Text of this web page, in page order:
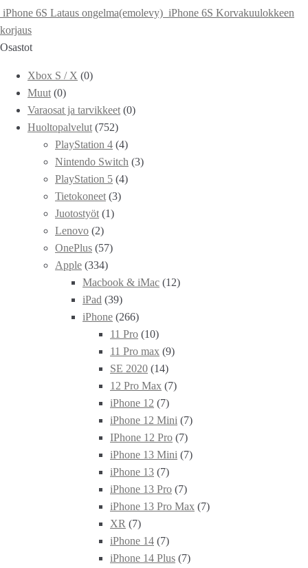
iPhone 6S Lataus ongelma(emolevy) iPhone 6S Korvakuulokkeen
korjaus
Osastot
Xbox S / X (0)
Muut (0)
Varaosat ja tarvikkeet (0)
Huoltopalvelut (752)
PlayStation 4 (4)
Nintendo Switch (3)
PlayStation 5 (4)
Tietokoneet (3)
Juotostyöt (1)
Lenovo (2)
OnePlus (57)
Apple (334)
Macbook & iMac (12)
iPad (39)
iPhone (266)
11 Pro (10)
11 Pro max (9)
SE 2020 (14)
12 Pro Max (7)
iPhone 12 (7)
iPhone 12 Mini (7)
IPhone 12 Pro (7)
iPhone 13 Mini (7)
iPhone 13 (7)
iPhone 13 Pro (7)
iPhone 13 Pro Max (7)
XR (7)
iPhone 14 (7)
iPhone 14 Plus (7)